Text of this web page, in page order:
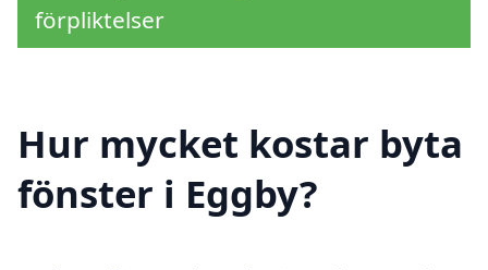
förpliktelser
Hur mycket kostar byta
fönster i Eggby?